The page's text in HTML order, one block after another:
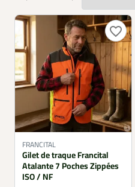
favorite_border
FRANCITAL
Gilet de traque Francital
Atalante 7 Poches Zippées
ISO / NF